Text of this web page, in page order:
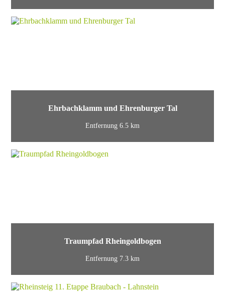
Ehrbachklamm und Ehrenburger Tal
Entfernung 6.5 km
Traumpfad Rheingoldbogen
Entfernung 7.3 km